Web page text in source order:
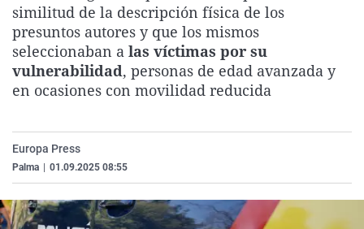
La rosa de los vientos
Gente viajera
Como el perro y el
Caso
Retornados
Equipo de
Operación Viuda
Extremadura
Galicia
La Rioja
Navarra
Virales
Televisión
Elecciones
similitud de la descripción física de los
presuntos autores y que los mismos
seleccionaban a las víctimas por su
vulnerabilidad, personas de edad avanzada y
en ocasiones con movilidad reducida
Europa Press
Palma 01.09.2025 08:55